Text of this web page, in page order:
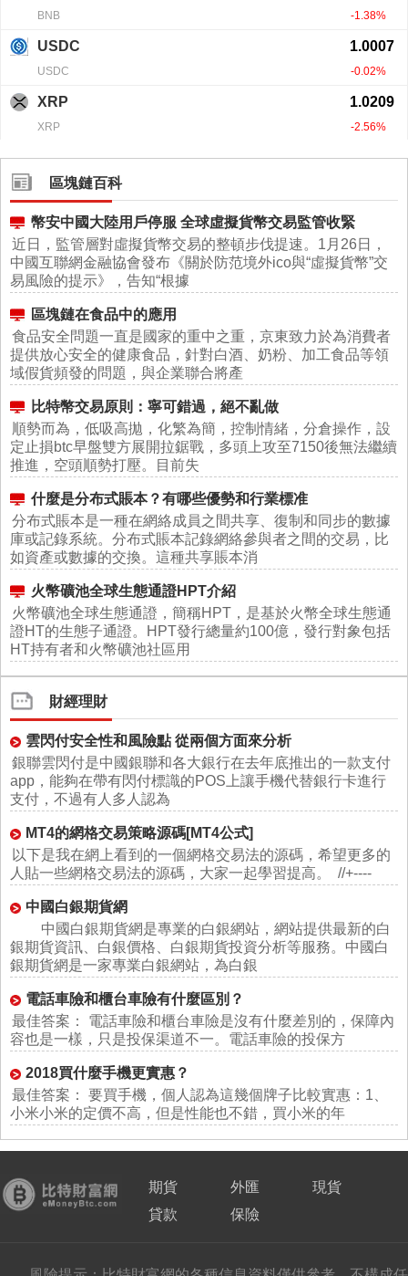
區塊鏈百科
幣安中國大陸用戶停服 全球虛擬貨幣交易監管收緊
近日，監管層對虛擬貨幣交易的整頓步伐提速。1月26日，
中國互聯網金融協會發布《關於防范境外ico與“虛擬貨幣”交
易風險的提示》，告知“根據
區塊鏈在食品中的應用
食品安全問題一直是國家的重中之重，京東致力於為消費者
提供放心安全的健康食品，針對白酒、奶粉、加工食品等領
域假貨頻發的問題，與企業聯合將產
比特幣交易原則：寧可錯過，絕不亂做
順勢而為，低吸高拋，化繁為簡，控制情緒，分倉操作，設
定止損btc早盤雙方展開拉鋸戰，多頭上攻至7150後無法繼續
推進，空頭順勢打壓。目前失
什麼是分布式賬本？有哪些優勢和行業標准
分布式賬本是一種在網絡成員之間共享、復制和同步的數據
庫或記錄系統。分布式賬本記錄網絡參與者之間的交易，比
如資產或數據的交換。這種共享賬本消
火幣礦池全球生態通證HPT介紹
火幣礦池全球生態通證，簡稱HPT，是基於火幣全球生態通
證HT的生態子通證。HPT發行總量約100億，發行對象包括
HT持有者和火幣礦池社區用
財經理財
雲閃付安全性和風險點 從兩個方面來分析
銀聯雲閃付是中國銀聯和各大銀行在去年底推出的一款支付
app，能夠在帶有閃付標識的POS上讓手機代替銀行卡進行
支付，不過有人多人認為
MT4的網格交易策略源碼[MT4公式]
以下是我在網上看到的一個網格交易法的源碼，希望更多的
人貼一些網格交易法的源碼，大家一起學習提高。 //+----
中國白銀期貨網
中國白銀期貨網是專業的白銀網站，網站提供最新的白
銀期貨資訊、白銀價格、白銀期貨投資分析等服務。中國白
銀期貨網是一家專業白銀網站，為白銀
電話車險和櫃台車險有什麼區別？
最佳答案： 電話車險和櫃台車險是沒有什麼差別的，保障內
容也是一樣，只是投保渠道不一。電話車險的投保方
2018買什麼手機更實惠？
最佳答案： 要買手機，個人認為這幾個牌子比較實惠：1、
小米小米的定價不高，但是性能也不錯，買小米的年
期貨 外匯
現貨
貸款
保險